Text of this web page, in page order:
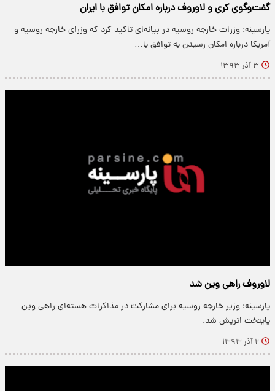
گفت‌وگوی کری و لاوروف درباره امکان توافق با ایران
پارسینه: وزرات خارجه روسیه در بیانه‌ای تاکید کرد که وزرای خارجه روسیه و
آمریکا درباره امکان رسیدن به توافق با…
۳ آذر ۱۳۹۳
لاوروف راهی وین شد
پارسینه: وزیر خارجه روسیه برای مشارکت در مذاکرات هسته‌ای راهی وین
پایتخت اتریش شد.
۲ آذر ۱۳۹۳